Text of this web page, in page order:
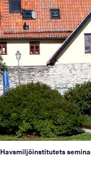
Havsmiljöinstitutets